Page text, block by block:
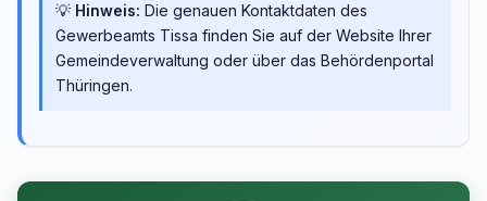
💡 Hinweis: Die genauen Kontaktdaten des
Gewerbeamts Tissa finden Sie auf der Website Ihrer
Gemeindeverwaltung oder über das Behördenportal
Thüringen.